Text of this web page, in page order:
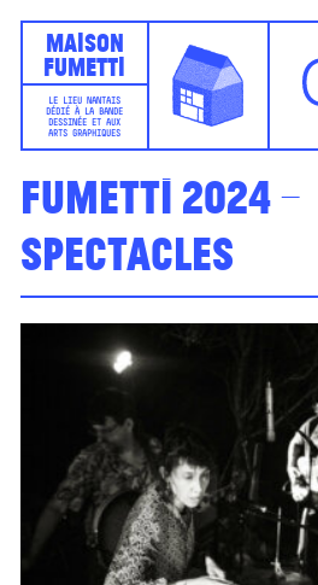
Maison
Fumetti
LE LIEU NANTAIS
DÉDIÉ À LA BANDE
DESSINÉE ET AUX
ARTS GRAPHIQUES
Fumetti 2024 –
spectacles